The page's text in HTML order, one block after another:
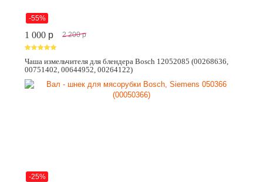
-55%
1 000 p 2 200 p
Чаша измельчителя для блендера Bosch 12052085 (00268636,
00751402, 00644952, 00264122)
-25%